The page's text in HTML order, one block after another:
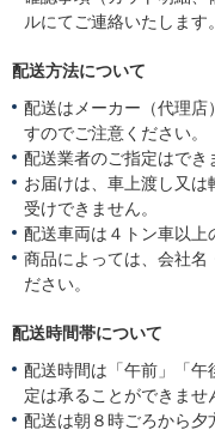
ルにてご連絡いたします。
配送方法について
配送はメーカー（代理
すのでご注意ください。
配送業者のご指定はでき
お届けは、車上渡し又
受けできません。
配送車両は４トン車以上
商品によっては、会社
ださい。
配送時間帯について
配送時間は「午前」「
定は承ることができませ
配送は朝８時ごろから